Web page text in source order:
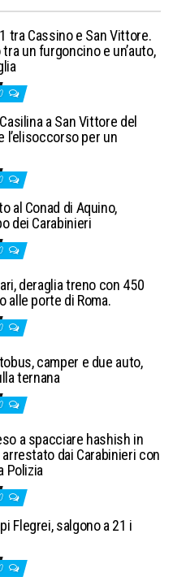
tra Cassino e San Vittore.
un furgoncino e un’auto,
a San Vittore del
l’elisoccorso per un
al Conad di Aquino,
dei Carabinieri
deraglia treno con 450
alle porte di Roma.
camper e due auto,
ternana
a spacciare hashish in
arrestato dai Carabinieri con
Polizia
Flegrei, salgono a 21 i